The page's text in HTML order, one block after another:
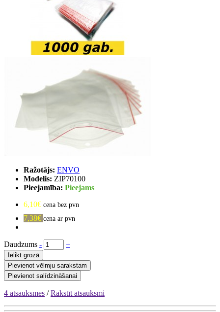
Ražotājs: ENVO
Modelis: ZIP70100
Pieejamība: Pieejams
6,10€ cena bez pvn
7,38€ cena ar pvn
Daudzums - +
Ielikt grozā
Pievienot vēlmju sarakstam
Pievienot salīdzināšanai
4 atsauksmes /Rakstīt atsauksmi